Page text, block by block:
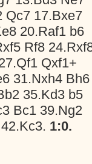
Qc7 17.Bxe7
20.Raf1 b6
Rf8
Qxf1+
31.Nxh4 Bh6
35.Kd3 b5
Bc1 39.Ng2
1:0.